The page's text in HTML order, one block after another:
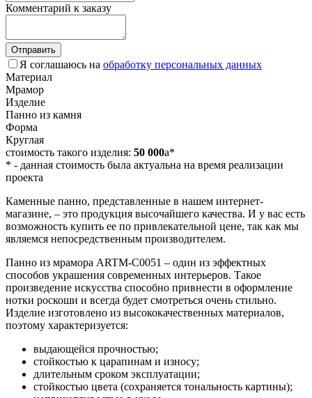
Комментарий к заказу
Отправить
Я соглашаюсь на обработку персональных данных
Материал
Мрамор
Изделие
Панно из камня
Форма
Круглая
стоимость такого изделия: 50 000a*
* - данная стоимость была актуальна на время реализации
проекта
Каменные панно, представленные в нашем интернет-
магазине, – это продукция высочайшего качества. И у вас есть
возможность купить ее по привлекательной цене, так как мы
являемся непосредственным производителем.
Панно из мрамора ARTM-C0051 – один из эффектных
способов украшения современных интерьеров. Такое
произведение искусства способно привнести в оформление
нотки роскоши и всегда будет смотреться очень стильно.
Изделие изготовлено из высококачественных материалов,
поэтому характеризуется:
выдающейся прочностью;
стойкостью к царапинам и износу;
длительным сроком эксплуатации;
стойкостью цвета (сохраняется тональность картины);